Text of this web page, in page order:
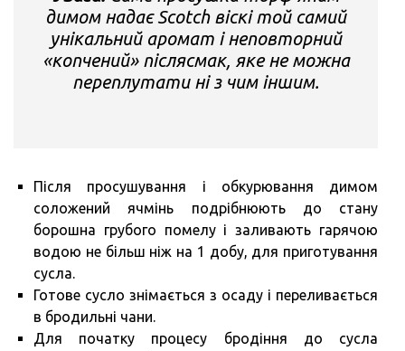
димом надає Scotch віскі той самий
унікальний аромат і неповторний
«копчений» післясмак, яке не можна
переплутати ні з чим іншим.
Після просушування і обкурювання димом
соложений ячмінь подрібнюють до стану
борошна грубого помелу і заливають гарячою
водою не більш ніж на 1 добу, для приготування
сусла.
Готове сусло знімається з осаду і переливається
в бродильні чани.
Для початку процесу бродіння до сусла